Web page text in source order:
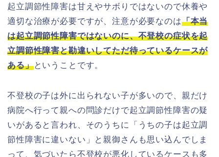
起立調節性障害は甘えやサボりではないので休養や
適切な治療が必要ですが、注意が必要なのは「本当
は起立調節性障害ではないのに、不登校の症状を起
立調節性障害と勘違いしてただ待っているケースが
ある」ということです。
不登校の子は外に出られない子が多いので、親だけ
病院へ行って親への問診だけで起立調節性障害の疑
いがあると言われ、そのうちに「うちの子は起立調
節性障害に違いない」と親御さんも思い込んでしま
って、気づいたら不登校が悪化しているケースも多